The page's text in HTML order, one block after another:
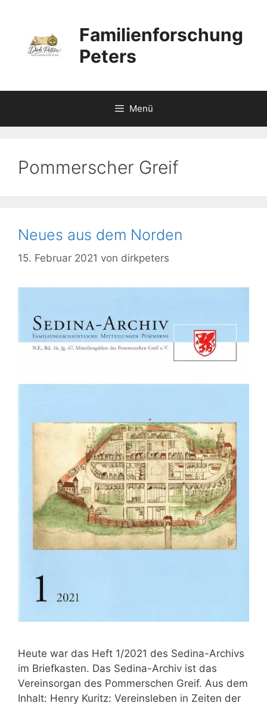
springen
Familienforschung
Peters
Menü
Pommerscher Greif
Neues aus dem Norden
15. Februar 2021 von dirkpeters
Heute war das Heft 1/2021 des Sedina-Archivs
im Briefkasten. Das Sedina-Archiv ist das
Vereinsorgan des Pommerschen Greif. Aus dem
Inhalt: Henry Kuritz: Vereinsleben in Zeiten der